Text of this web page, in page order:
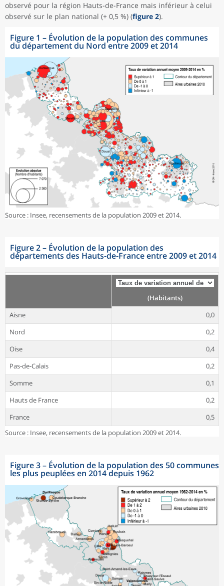
observé pour la région Hauts-de-France mais inférieur à celui
observé sur le plan national (+ 0,5 %) (figure 2).
Figure 1 – Évolution de la population des communes
du département du Nord entre 2009 et 2014
Source : Insee, recensements de la population 2009 et 2014.
Figure 2– Évolution de la population des
départements des Hauts-de-France entre 2009 et 2014
(Habitants)
Aisne
0,0
Nord
0,2
Oise
0,4
Pas-de-Calais
0,2
Somme
0,1
Hauts de France
0,2
France
0,5
Source : Insee, recensements de la population 2009 et 2014.
Figure 3– Évolution de la population des 50 communes
les plus peuplées en 2014 depuis 1962